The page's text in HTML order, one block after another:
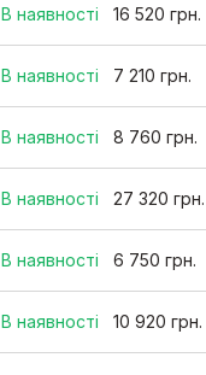
В наявності 16 520 грн.
В наявності 7 210 грн.
В наявності 8 760 грн.
В наявності 27 320 грн.
В наявності 6 750 грн.
В наявності 10 920 грн.